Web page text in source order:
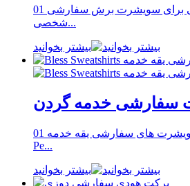
خدمات سفارشی برای سویشرت برش سفارشی 01
شخصی...
بیشتر بخوانید
خدمات سفارشی برای سویشرت های سفارشی یقه خدمه 01
Pe...
بیشتر بخوانید